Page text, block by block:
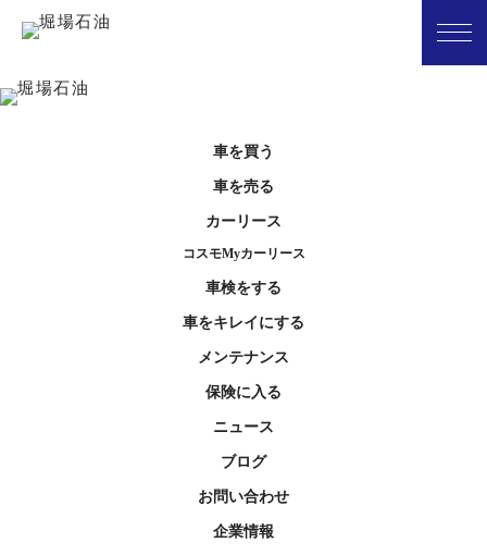
車を買う
車を売る
カーリース
コスモMyカーリース
車検をする
車をキレイにする
メンテナンス
保険に入る
ニュース
ブログ
お問い合わせ
企業情報